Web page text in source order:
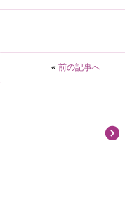
«前の記事へ